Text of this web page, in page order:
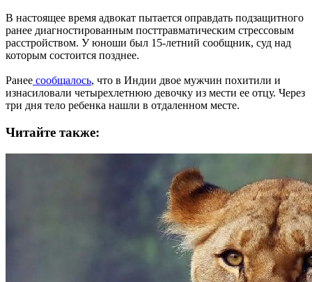
В настоящее время адвокат пытается оправдать подзащитного
ранее диагностированным посттравматическим стрессовым
расстройством. У юноши был 15-летний сообщник, суд над
которым состоится позднее.
Ранее сообщалось, что в Индии двое мужчин похитили и
изнасиловали четырехлетнюю девочку из мести ее отцу. Через
три дня тело ребенка нашли в отдаленном месте.
Читайте также: